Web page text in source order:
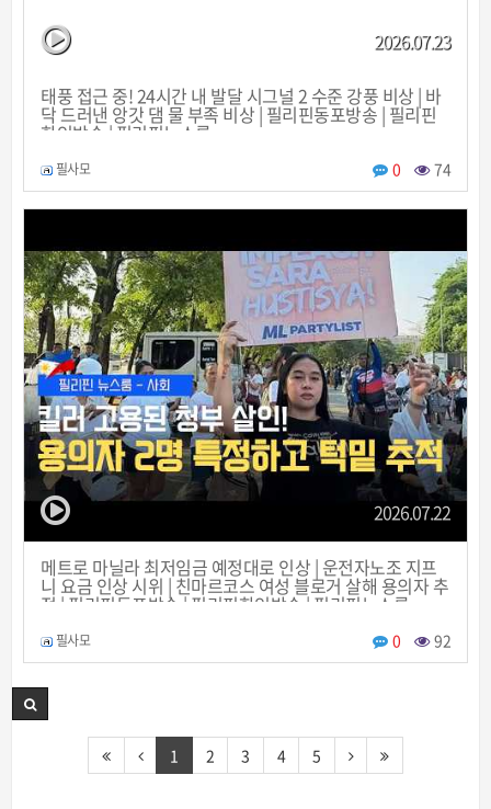
2026.07.23
태풍 접근 중! 24시간 내 발달 시그널 2 수준 강풍 비상 | 바
닥 드러낸 앙갓 댐 물 부족 비상 | 필리핀동포방송 | 필리핀
한인방송 | 필리핀뉴스룸
필사모 0 74
2026.07.22
메트로 마닐라 최저임금 예정대로 인상 | 운전자노조 지프
니 요금 인상 시위 | 친마르코스 여성 블로거 살해 용의자 추
적 | 필리핀동포방송 | 필리핀한인방송 | 필리핀뉴스룸
필사모 0 92
1 2 3 4 5